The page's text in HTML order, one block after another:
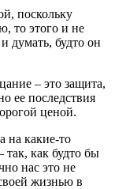
поскольку
то этого и не
думать, будто он
– это защита,
ее последствия
ценой.
на какие-то
как будто бы
нас это не
жизнью в